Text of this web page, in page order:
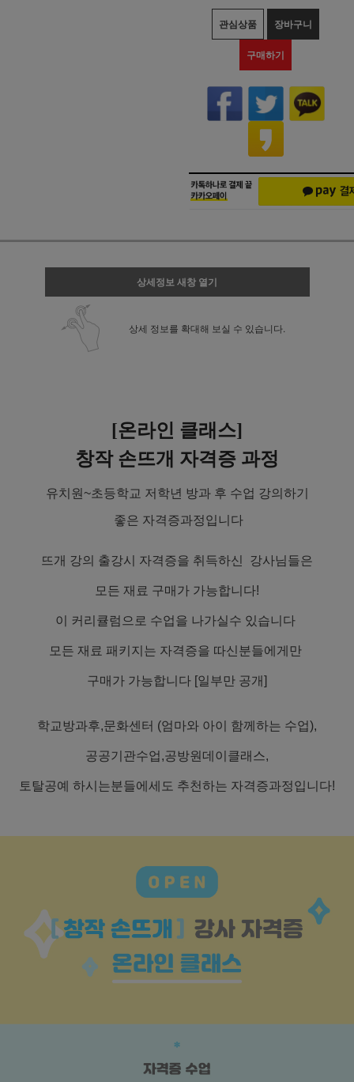
관심상품 장바구니
구매하기
상세정보 새창 열기
상세 정보를 확대해 보실 수 있습니다.
[온라인 클래스]
창작 손뜨개 자격증 과정
유치원~초등학교 저학년 방과 후 수업 강의하기
좋은 자격증과정입니다
뜨개 강의 출강시 자격증을 취득하신 강사님들은
모든 재료 구매가 가능합니다!
이 커리큘럼으로 수업을 나가실수 있습니다
모든 재료 패키지는 자격증을 따신분들에게만
구매가 가능합니다 [일부만 공개]
학교방과후,문화센터 (엄마와 아이 함께하는 수업),
공공기관수업,공방원데이클래스,
토탈공예 하시는분들에세도 추천하는 자격증과정입니다!